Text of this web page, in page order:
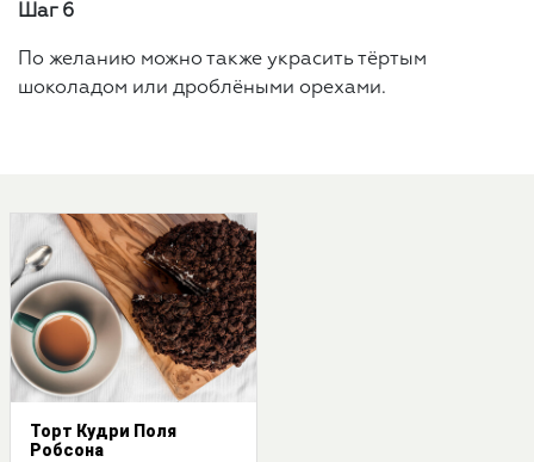
Шаг 6
По желанию можно также украсить тёртым
шоколадом или дроблёными орехами.
Торт Кудри Поля
Робсона